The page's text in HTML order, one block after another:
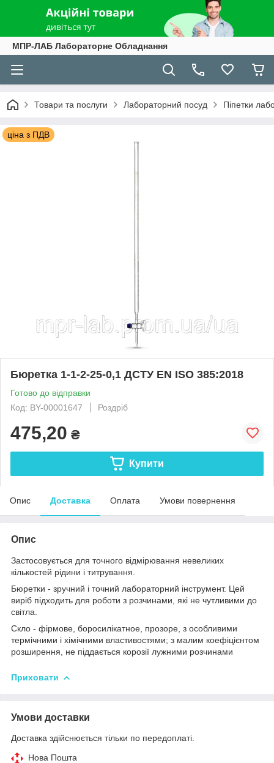
МПР-ЛАБ Лабораторне Обладнання
Товари та послуги Лабораторний посуд Піпетки
ціна з ПДВ
Бюретка 1-1-2-25-0,1 ДСТУ EN ISO 385:2018
Готово до відправки
Код: BY-00001647
Роздріб
475,20 ₴
Купити
Опис Доставка Оплата Умови повернення
Опис
Застосовується для точного відмірювання невеликих
кількостей рідини і титрування.
Бюретки - зручний і точний лабораторний інструмент. Цей
виріб підходить для роботи з розчинами, які не чутливими до
світла.
Скло - фірмове, боросилікатное, прозоре, з особливими
термічними і хімічними властивостями; з малим коефіцієнтом
розширення, не піддається корозії лужними розчинами
Приховати
Умови доставки
Доставка здійснюється тільки по передоплаті.
Нова Пошта